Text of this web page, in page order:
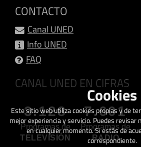
CONTACTO
Canal UNED
Info UNED
FAQ
CANAL UNED EN CIFRAS
3.128
Programas de
TELEVISIÓN
7.601
Programas de
RADIO
Cookies
Este sitio web utiliza cookies propias y de
mejor experiencia y servicio. Puedes revisar
en cualquier momento. Si estás de
correspondiente.